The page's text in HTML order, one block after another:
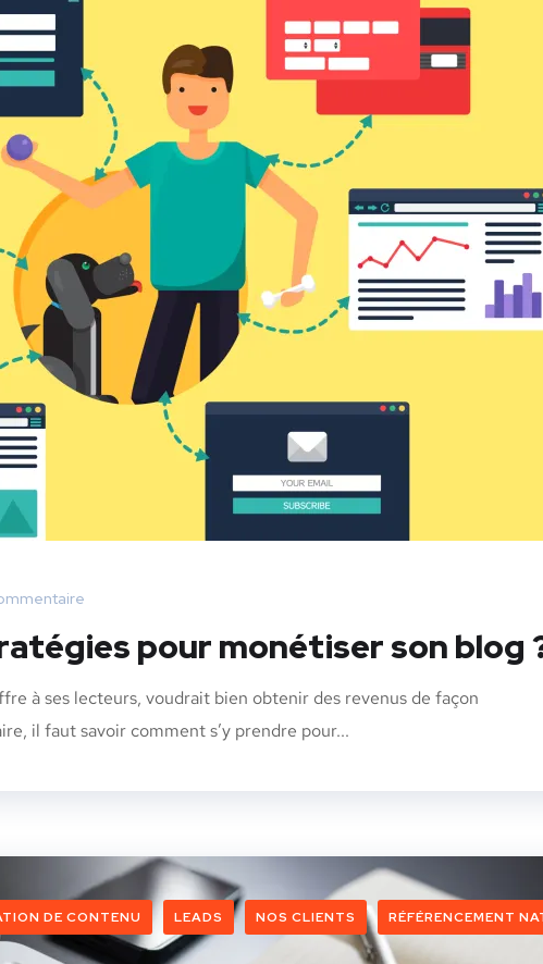
pour monétiser son blog
à ses lecteurs, voudrait bien obtenir des revenus de façon
il faut savoir comment s’y prendre pour...
DE CONTENU LEADS NOS CLIENTS RÉFÉRENCEMENT